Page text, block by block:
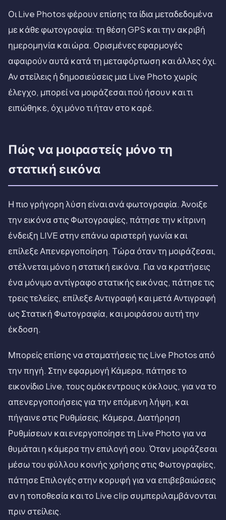
Οι Live Photos φέρουν επίσης τα ίδια μεταδεδομένα
με κάθε φωτογραφία: τη θέση GPS και την ακριβή
ημερομηνία και ώρα. Ορισμένες εφαρμογές
αφαιρούν αυτά κατά τη μεταφόρτωση και άλλες όχι.
Αν στείλεις ή δημοσιεύσεις μια Live Photo χωρίς
έλεγχο, μπορεί να μοιράζεσαι πού ήσουν και τι
ειπώθηκε, όχι μόνο τι ήταν στο καρέ.
Πώς να μοιραστείς μόνο τη
στατική εικόνα
Η πιο γρήγορη λύση είναι ανά φωτογραφία. Άνοιξε
την εικόνα στις Φωτογραφίες, πάτησε την κίτρινη
ένδειξη LIVE στην επάνω αριστερή γωνία και
επίλεξε Απενεργοποίηση. Τώρα όταν τη μοιράζεσαι,
στέλνεται μόνο η στατική εικόνα. Για να κρατήσεις
ένα μόνιμο αντίγραφο στατικής εικόνας, πάτησε τις
τρεις τελείες, επίλεξε Αντιγραφή και μετά Αντιγραφή
ως Στατική Φωτογραφία, και μοιράσου αυτή την
έκδοση.
Μπορείς επίσης να σταματήσεις τις Live Photos από
την πηγή. Στην εφαρμογή Κάμερα, πάτησε το
εικονίδιο Live, τους ομόκεντρους κύκλους, για να το
απενεργοποιήσεις για την επόμενη λήψη, και
πήγαινε στις Ρυθμίσεις, Κάμερα, Διατήρηση
Ρυθμίσεων και ενεργοποίησε τη Live Photo για να
θυμάται η κάμερα την επιλογή σου. Όταν μοιράζεσαι
μέσω του φύλλου κοινής χρήσης στις Φωτογραφίες,
πάτησε Επιλογές στην κορυφή για να επιβεβαιώσεις
αν η τοποθεσία και το Live clip συμπεριλαμβάνονται
πριν στείλεις.